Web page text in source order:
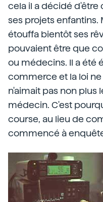
cela il a décidé d'être
ses projets enfantins.
étouffa bientôt ses
pouvaient être que
ou médecins. Il a été
commerce et la loi ne
n'aimait pas non plus
médecin. C'est
course, au lieu de
commencé à